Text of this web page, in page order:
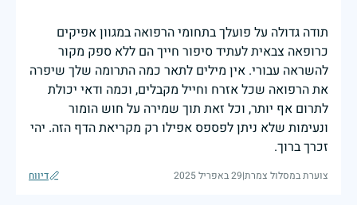
תודה גדולה על פועלך בתחומי הרפואה במגוון אפיקים
כרופאה צבאית לעתיד סיפור חייך הם ללא ספק מקור
להשראה עבורי. אין מילים לתאר כמה התרומה שלך שיפרה
את הרפואה שכל אזרח וחייל מקבלים, וכמה ודאי יכולת
לתרום אף יותר, וכל זאת תוך שמירה על חוש הומור
ונעימות שלא ניתן לפספס אפילו רק מקריאת הדף הזה. יהי
זכרך ברוך.
צוערת במסלול צמרת|29 באפריל 2025 דיווח